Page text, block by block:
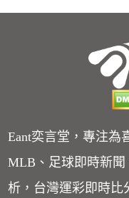
Eant奕言堂，專注為
MLB、足球即時新
析，台灣運彩即時比